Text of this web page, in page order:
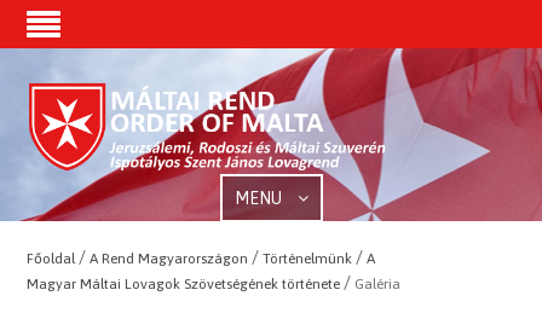
MENU
Főoldal /A Rend Magyarországon /Történelmünk /A
Magyar Máltai Lovagok Szövetségének története / Galéria